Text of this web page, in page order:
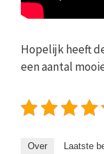
Hopelijk heeft
een aantal
Over Laatste